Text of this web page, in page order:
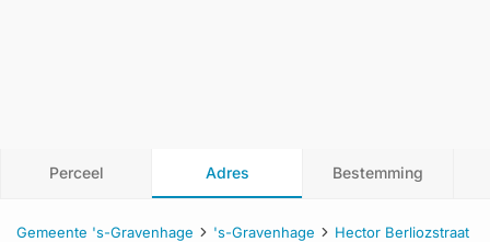
Perceel Adres Bestemming
Gemeente 's-Gravenhage 's-Gravenhage
Hector Berliozstraat